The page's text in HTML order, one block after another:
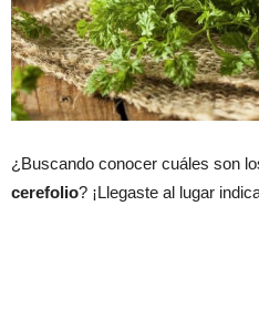
¿Buscando conocer cuáles son
cerefolio? ¡Llegaste al lugar